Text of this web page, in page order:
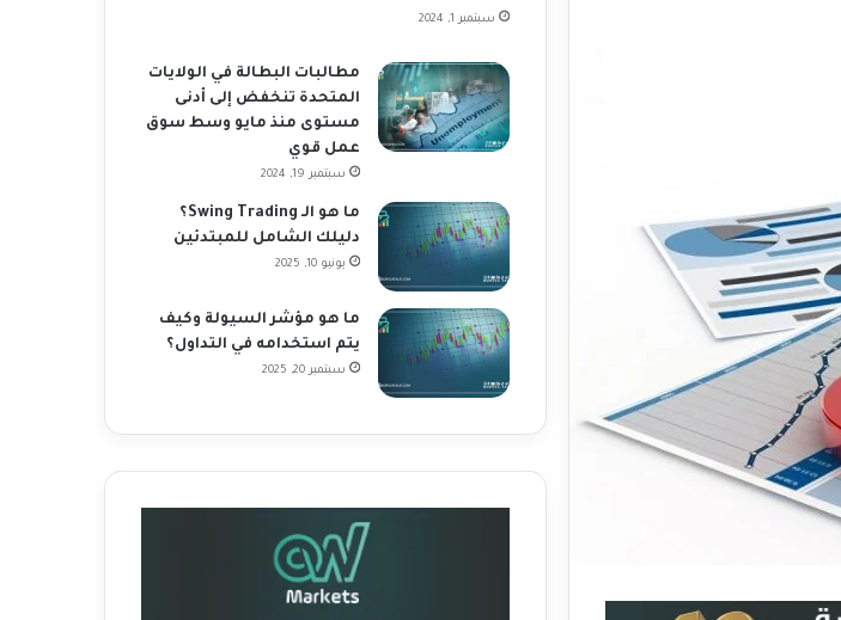
سبتمبر 1, 2024
مطالبات البطالة في الولايات
المتحدة تنخفض إلى أدنى
مستوى منذ مايو وسط سوق
عمل قوي
سبتمبر 19, 2024
ما هو الـ Swing Trading؟
دليلك الشامل للمبتدئين
يونيو 10, 2025
ما هو مؤشر السيولة وكيف
يتم استخدامه في التداول؟
سبتمبر 20, 2025